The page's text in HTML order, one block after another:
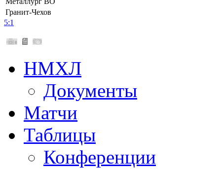
Гранит-Чехов
5:1
НМХЛ
Документы
Матчи
Таблицы
Конференции